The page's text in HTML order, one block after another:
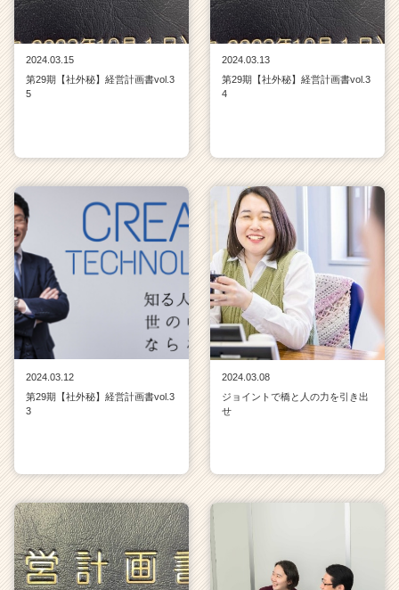
e
r）
2024.03.15
第29期【社外秘】経営計画書vol.3
5
2024.03.13
第29期【社外秘】経営計画書vol.3
4
2024.03.12
第29期【社外秘】経営計画書vol.3
3
2024.03.08
ジョイントで橋と人の力を引き出
せ